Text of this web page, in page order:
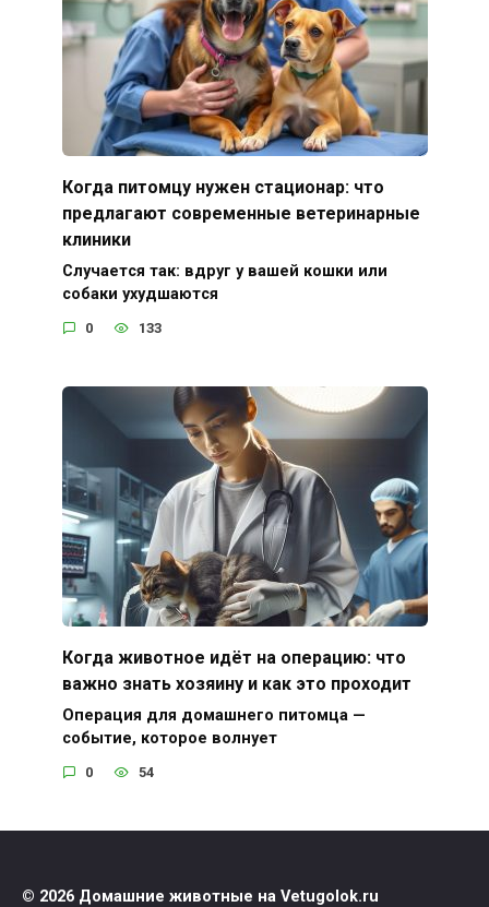
Когда питомцу нужен стационар: что
предлагают современные ветеринарные
клиники
Случается так: вдруг у вашей кошки или
собаки ухудшаются
0 133
Когда животное идёт на операцию: что
важно знать хозяину и как это проходит
Операция для домашнего питомца —
событие, которое волнует
0 54
© 2026 Домашние животные на Vetugolok.ru